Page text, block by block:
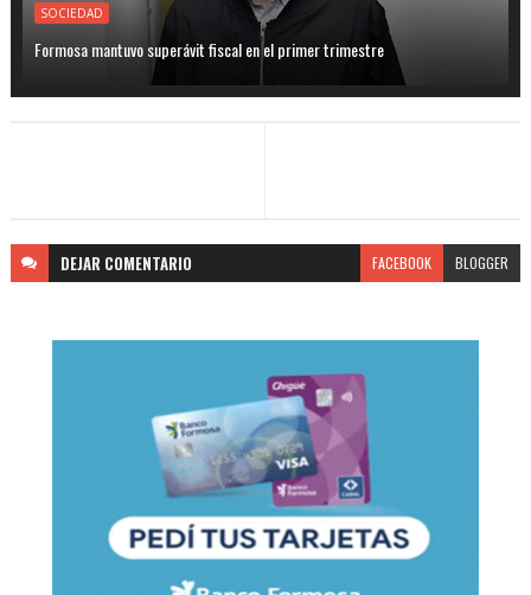
SOCIEDAD
Formosa mantuvo superávit fiscal en el primer trimestre
DEJAR COMENTARIO FACEBOOK BLOGGER